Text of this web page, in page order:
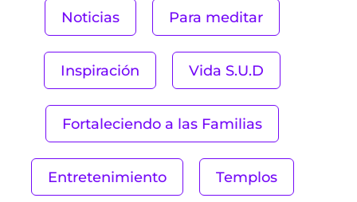
Noticias Para meditar
Inspiración Vida S.U.D
Fortaleciendo a las Familias
Entretenimiento Templos